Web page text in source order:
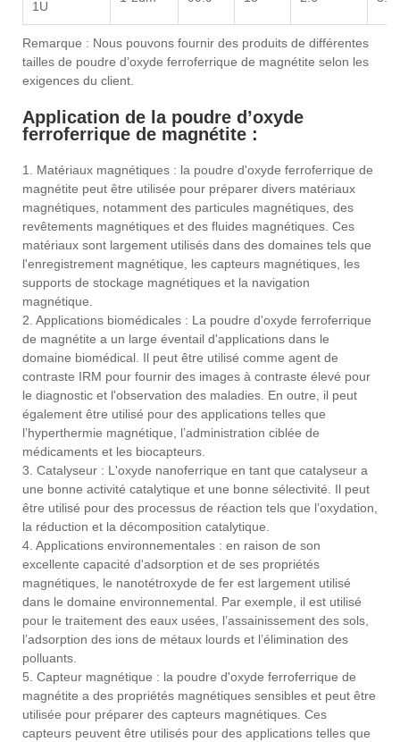
1U
Remarque : Nous pouvons fournir des produits de différentes
tailles de poudre d’oxyde ferroferrique de magnétite selon les
exigences du client.
Application de la poudre d’oxyde
ferroferrique de magnétite :
1. Matériaux magnétiques : la poudre d'oxyde ferroferrique de
magnétite peut être utilisée pour préparer divers matériaux
magnétiques, notamment des particules magnétiques, des
revêtements magnétiques et des fluides magnétiques. Ces
matériaux sont largement utilisés dans des domaines tels que
l'enregistrement magnétique, les capteurs magnétiques, les
supports de stockage magnétiques et la navigation
magnétique.
2. Applications biomédicales : La poudre d'oxyde ferroferrique
de magnétite a un large éventail d'applications dans le
domaine biomédical. Il peut être utilisé comme agent de
contraste IRM pour fournir des images à contraste élevé pour
le diagnostic et l'observation des maladies. En outre, il peut
également être utilisé pour des applications telles que
l’hyperthermie magnétique, l’administration ciblée de
médicaments et les biocapteurs.
3. Catalyseur : L'oxyde nanoferrique en tant que catalyseur a
une bonne activité catalytique et une bonne sélectivité. Il peut
être utilisé pour des processus de réaction tels que l’oxydation,
la réduction et la décomposition catalytique.
4. Applications environnementales : en raison de son
excellente capacité d'adsorption et de ses propriétés
magnétiques, le nanotétroxyde de fer est largement utilisé
dans le domaine environnemental. Par exemple, il est utilisé
pour le traitement des eaux usées, l’assainissement des sols,
l’adsorption des ions de métaux lourds et l’élimination des
polluants.
5. Capteur magnétique : la poudre d'oxyde ferroferrique de
magnétite a des propriétés magnétiques sensibles et peut être
utilisée pour préparer des capteurs magnétiques. Ces
capteurs peuvent être utilisés pour des applications telles que